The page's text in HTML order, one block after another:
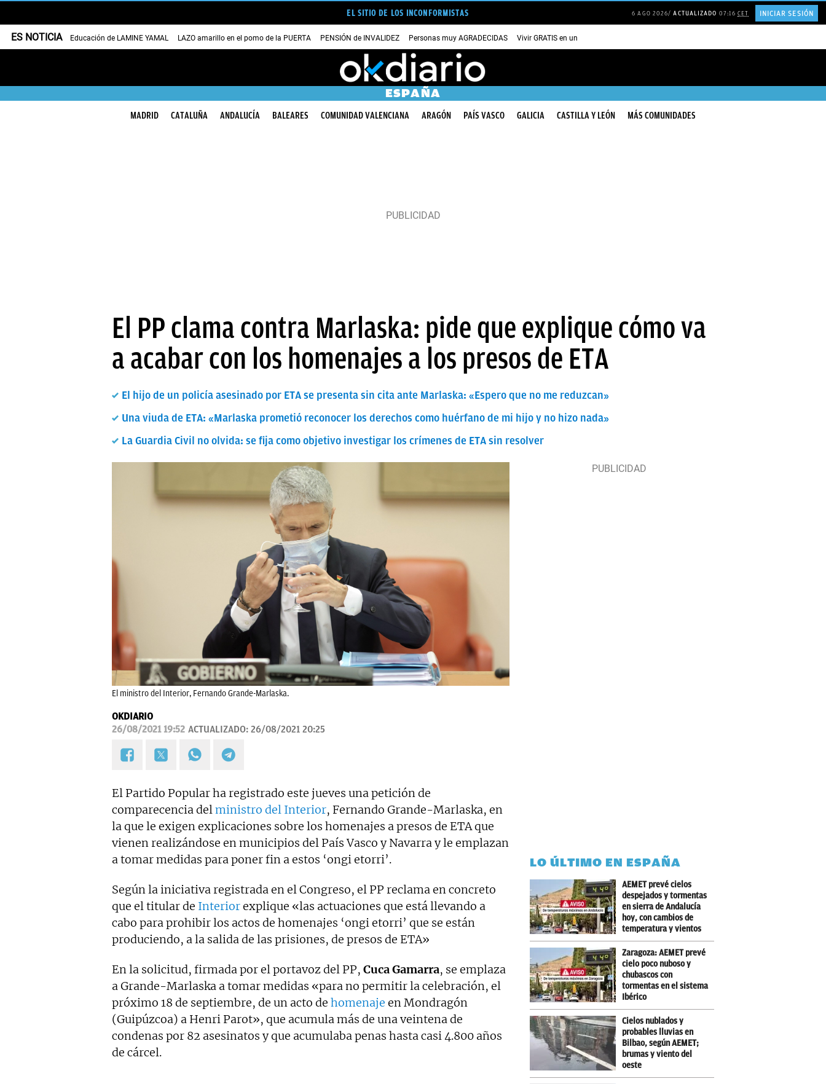
EL SITIO DE LOS INCONFORMISTAS 6 AGO 2026 ACTUALIZADO 07:16CET INICIAR SESIÓN
ES NOTICIA Educación de LAMINE YAMAL LAZO amarillo en el pomo de la PUERTA PENSIÓN de INVALIDEZ Personas muy AGRADECIDAS Vivir GRATIS en una ISLA en GRECIA
ESPAÑA
MADRID CATALUÑA ANDALUCÍA BALEARES COMUNIDAD VALENCIANA ARAGÓN PAÍS VASCO GALICIA CASTILLA Y LEÓN MÁS COMUNIDADES
El PP clama contra Marlaska: pide que explique cómo va
a acabar con los homenajes a los presos de ETA
El hijo de un policía asesinado por ETA se presenta sin cita ante Marlaska: «Espero que no me reduzcan»
Una viuda de ETA: «Marlaska prometió reconocer los derechos como huérfano de mi hijo y no hizo nada»
La Guardia Civil no olvida: se fija como objetivo investigar los crímenes de ETA sin resolver
El ministro del Interior, Fernando Grande-Marlaska.
OKDIARIO
26/08/2021 19:52 ACTUALIZADO: 26/08/2021 20:25
El Partido Popular ha registrado este jueves una petición de
comparecencia delministro del Interior, Fernando Grande-Marlaska, en
la que le exigen explicaciones sobre los homenajes a presos de ETA que
vienen realizándose en municipios del País Vasco y Navarra y le emplazan
a tomar medidas para poner fin a estos ‘ongi etorri’.
Según la iniciativa registrada en el Congreso, el PP reclama en concreto
que el titular de Interiorexplique «las actuaciones que está llevando a
cabo para prohibir los actos de homenajes ‘ongi etorri’ que se están
produciendo, a la salida de las prisiones, de presos de ETA»
En la solicitud, firmada por el portavoz del PP, Cuca Gamarra, se emplaza
a Grande-Marlaska a tomar medidas «para no permitir la celebración, el
próximo 18 de septiembre, de un acto de homenaje en Mondragón
(Guipúzcoa) a Henri Parot», que acumula más de una veintena de
condenas por 82 asesinatos y que acumulaba penas hasta casi 4.800 años
de cárcel.
LO ÚLTIMO EN ESPAÑA
AEMET prevé cielos
despejados y tormentas
en sierra de Andalucía
hoy, con cambios de
temperatura y vientos
Zaragoza: AEMET prevé
cielo poco nuboso y
chubascos con
tormentas en el sistema
Ibérico
Cielos nublados y
probables lluvias en
Bilbao, según AEMET;
brumas y viento del
oeste